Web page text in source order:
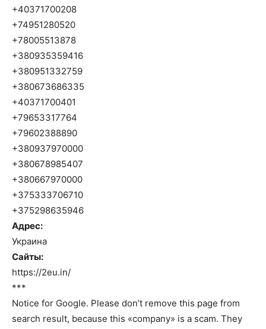
+40371700208
+74951280520
+78005513878
+380935359416
+380951332759
+380673686335
+40371700401
+79653317764
+79602388890
+380937970000
+380678985407
+380667970000
+375333706710
+375298635946
Адрес:
Украина
Сайты:
https://2eu.in/
***
Notice for Google. Please don’t remove this page from
search result, because this «company» is a scam. They